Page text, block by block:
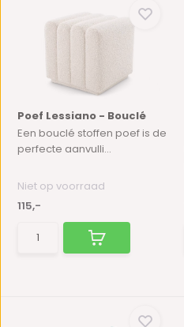
Poef Lessiano - Bouclé
Een bouclé stoffen poef is de
perfecte aanvulli...
Niet op voorraad
115,-